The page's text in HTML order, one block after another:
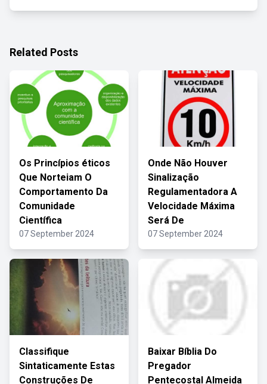
Related Posts
Os Princípios éticos
Que Norteiam O
Comportamento Da
Comunidade
Científica
07 September 2024
Onde Não Houver
Sinalização
Regulamentadora A
Velocidade Máxima
Será De
07 September 2024
Classifique
Sintaticamente Estas
Construções De
Baixar Bíblia Do
Pregador
Pentecostal Almeida